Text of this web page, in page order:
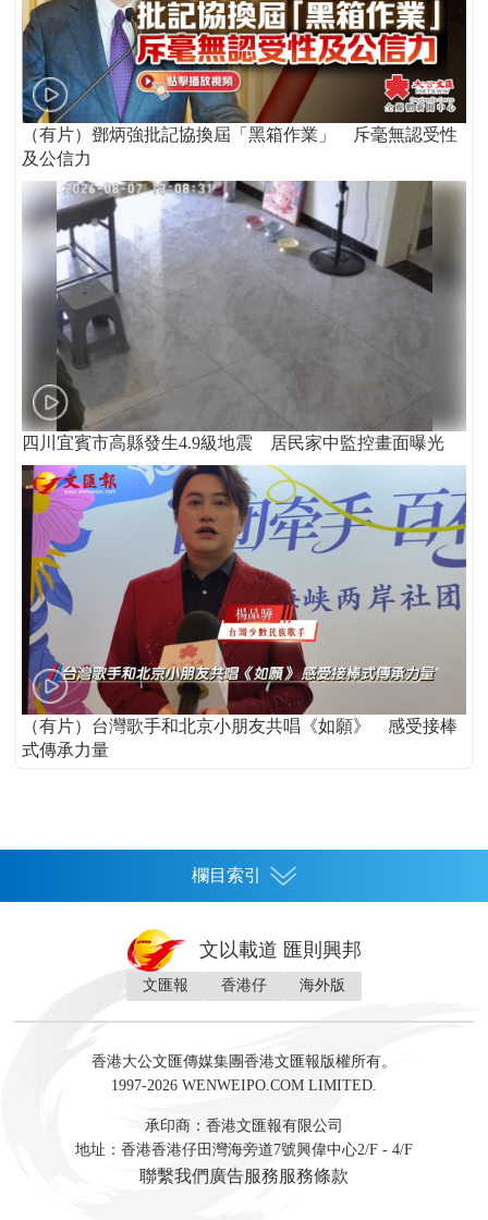
（有片）鄧炳強批記協換屆「黑箱作業」 斥毫無認受性
及公信力
四川宜賓市高縣發生4.9級地震 居民家中監控畫面曝光
（有片）台灣歌手和北京小朋友共唱《如願》 感受接棒
式傳承力量
欄目索引
灣區人
財經 地產 投資 財評 數字經濟
訪談 直播 經湋論
藝術 文學
文以載道 匯則興邦
文匯報 香港仔 海外版
香港大公文匯傳媒集團香港文匯報版權所有。
1997-2026 WENWEIPO.COM LIMITED.
承印商：香港文匯報有限公司
地址：香港香港仔田灣海旁道7號興偉中心2/F - 4/F
聯繫我們 廣告服務服務條款